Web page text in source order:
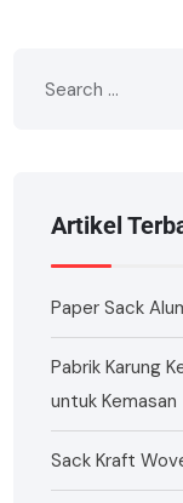
Artikel
Paper Sack
Pabrik Karung
untuk Kemasan
Sack Kraft